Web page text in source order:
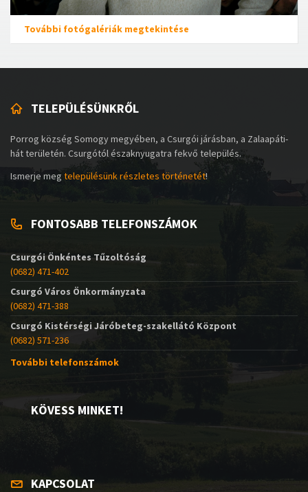
További fotógalériák megtekintése
TELEPÜLÉSÜNKRŐL
Porrog község Somogy megyében, a Csurgói járásban, a Zalaapáti-
hát területén. Csurgótól északnyugatra fekvő település.
Ismerje meg településünk részletes történetét!
FONTOSABB TELEFONSZÁMOK
Csurgói Önkéntes Tűzoltóság
(0682) 471-402
Csurgó Város Önkormányzata
(0682) 471-388
Csurgó Kistérségi Járóbeteg-szakellátó Központ
(0682) 571-236
További telefonszámok
KÖVESS MINKET!
KAPCSOLAT